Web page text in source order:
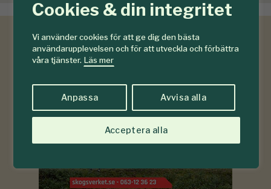
Cookies & din integritet
Vi använder cookies för att ge dig den bästa
användarupplevelsen och för att utveckla och förbättra
våra tjänster. Läs mer
Anpassa Avvisa alla
Acceptera alla